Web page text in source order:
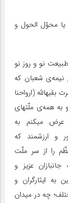
یا محوّل الحول و
نو و روز نو
نیمه‌ی شعبان که
(ارواحنا
به همه‌ی ملّتهای
میکنم به
و ارزشمند که
را از سر ملّت
عزیز و
ایثارگران و
چه در میدان